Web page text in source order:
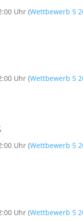
Uhr (Wettbewerb 5
Uhr (Wettbewerb 5
Uhr (Wettbewerb 5
Uhr (Wettbewerb 5